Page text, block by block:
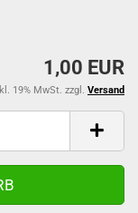
1,00 EUR
19% MwSt. zzgl. Versand